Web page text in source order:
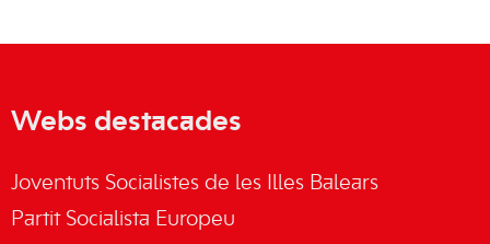
Webs destacades
Joventuts Socialistes de les Illes Balears
Partit Socialista Europeu